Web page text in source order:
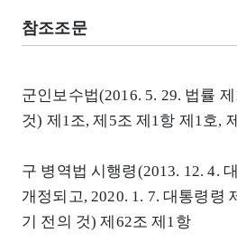
참조조문
군인보수법(2016. 5. 29. 법률
것) 제1조, 제5조 제1항 제1호,
구 병역법 시행령(2013. 12. 4.
개정되고, 2020. 1. 7. 대통령령
기 전의 것) 제62조 제1항